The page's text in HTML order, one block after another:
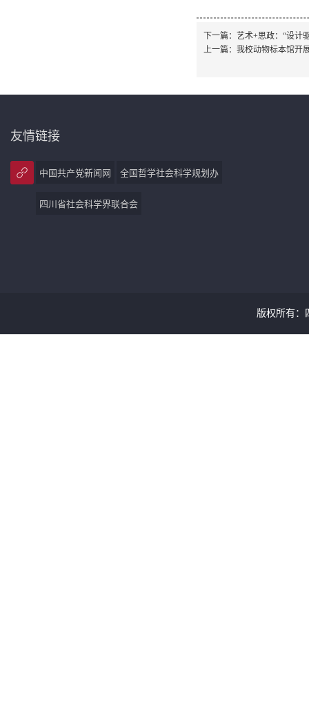
下一篇： 艺术+思政：“设计
上一篇： 我校动物标本馆开
友情链接
中国共产党新闻网 全国哲学社会科学规划办
四川省社会科学界联合会
版权所有：